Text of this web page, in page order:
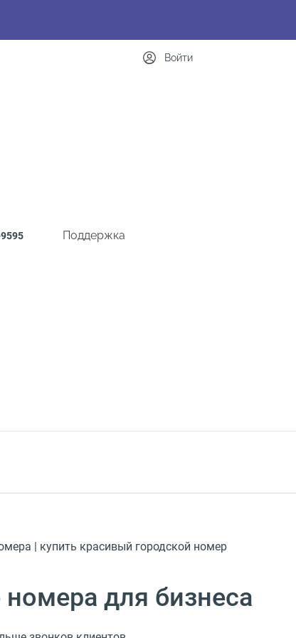
Поддержка
Войти
| купить красивый городской номер
для бизнеса